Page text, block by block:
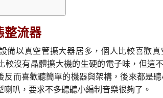
整流器
備以真空管擴大器居多，個人比較喜歡
較沒有晶體擴大機的生硬的電子味，但這
反而喜歡聽簡單的機器與架構，後來都是
叭，要求不多聽聽小編制音樂很夠了。